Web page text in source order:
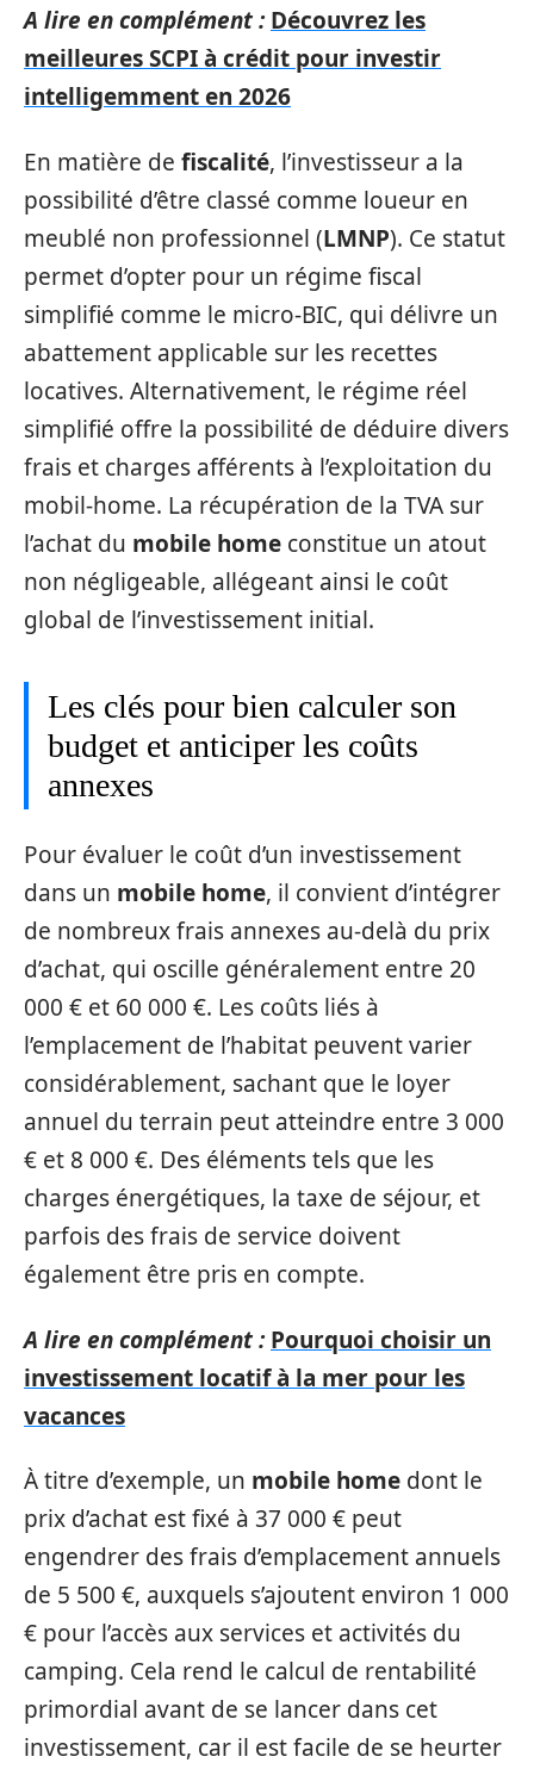
A lire en complément : Découvrez les
meilleures SCPI à crédit pour investir
intelligemment en 2026
En matière de fiscalité, l’investisseur a la
possibilité d’être classé comme loueur en
meublé non professionnel (LMNP). Ce statut
permet d’opter pour un régime fiscal
simplifié comme le micro-BIC, qui délivre un
abattement applicable sur les recettes
locatives. Alternativement, le régime réel
simplifié offre la possibilité de déduire divers
frais et charges afférents à l’exploitation du
mobil-home. La récupération de la TVA sur
l’achat du mobile home constitue un atout
non négligeable, allégeant ainsi le coût
global de l’investissement initial.
Les clés pour bien calculer son
budget et anticiper les coûts
annexes
Pour évaluer le coût d’un investissement
dans un mobile home, il convient d’intégrer
de nombreux frais annexes au-delà du prix
d’achat, qui oscille généralement entre 20
000 € et 60 000 €. Les coûts liés à
l’emplacement de l’habitat peuvent varier
considérablement, sachant que le loyer
annuel du terrain peut atteindre entre 3 000
€ et 8 000 €. Des éléments tels que les
charges énergétiques, la taxe de séjour, et
parfois des frais de service doivent
également être pris en compte.
A lire en complément : Pourquoi choisir un
investissement locatif à la mer pour les
vacances
À titre d’exemple, un mobile home dont le
prix d’achat est fixé à 37 000 € peut
engendrer des frais d’emplacement annuels
de 5 500 €, auxquels s’ajoutent environ 1 000
€ pour l’accès aux services et activités du
camping. Cela rend le calcul de rentabilité
primordial avant de se lancer dans cet
investissement, car il est facile de se heurter